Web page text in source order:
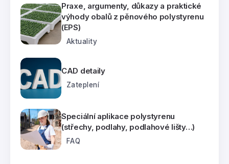
Praxe, argumenty, důkazy a praktické
výhody obalů z pěnového polystyrenu
(EPS)
Aktuality
CAD detaily
Zateplení
Speciální aplikace polystyrenu
(střechy, podlahy, podlahové lišty…)
FAQ